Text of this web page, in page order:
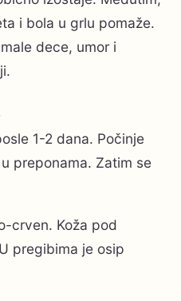
i bola u grlu pomaže.
dece, umor i
1-2 dana. Počinje
preponama. Zatim se
crven. Koža pod
pregibima je osip